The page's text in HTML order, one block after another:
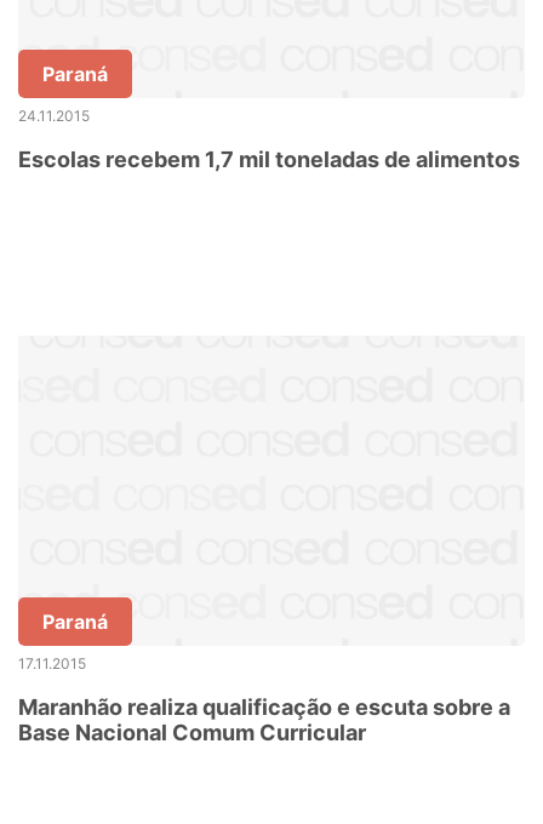
Paraná
24.11.2015
Escolas recebem 1,7 mil toneladas de alimentos
Paraná
17.11.2015
Maranhão realiza qualificação e escuta sobre a
Base Nacional Comum Curricular